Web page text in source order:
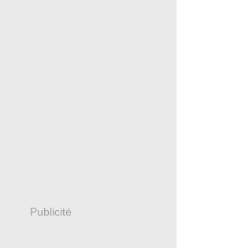
Publicité